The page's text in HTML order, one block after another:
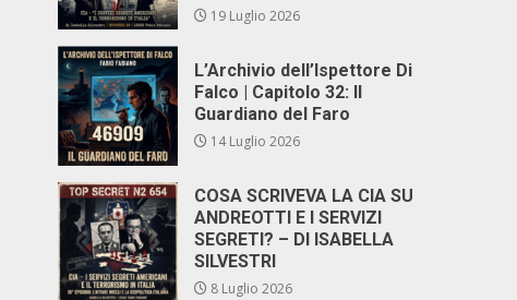
19 Luglio 2026
L’Archivio dell’Ispettore Di
Falco | Capitolo 32: Il
Guardiano del Faro
14 Luglio 2026
COSA SCRIVEVA LA CIA SU
ANDREOTTI E I SERVIZI
SEGRETI? – DI ISABELLA
SILVESTRI
8 Luglio 2026